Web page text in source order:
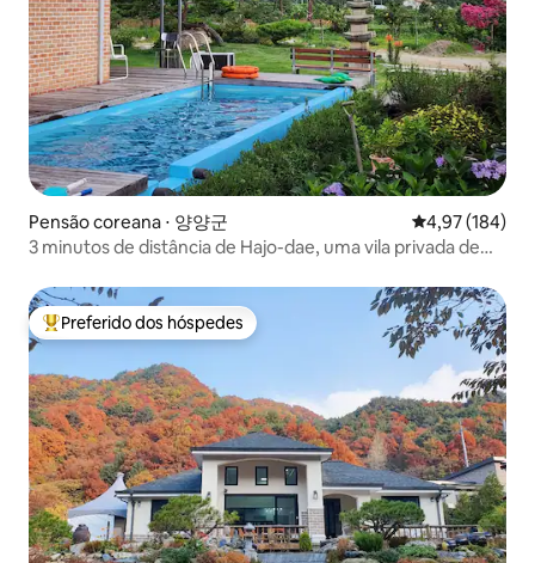
Pensão coreana ⋅ 양양군 4,97 de uma
4,97 (184)
3 minutos de distância de Hajo-dae, uma vila privada de
Entre os melhores preferidos dos hóspedes
Preferido dos hóspedes